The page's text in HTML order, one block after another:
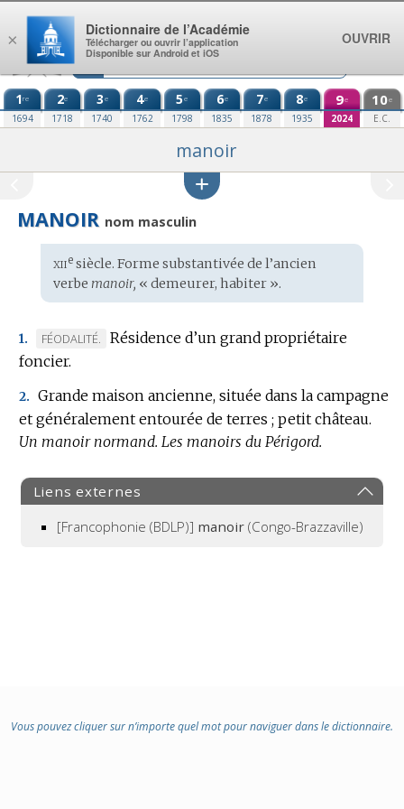
Aller au contenu
1re
1694
2e
1718
3e
1740
4e
1762
5e
1798
6e
1835
7e
1878
8e
1935
9e
2024
10e
E.C.
manoir
MANOIR nom masculin
Étymologie
:
xiiesiècle. Forme substantivée de l’ancien
verbe manoir, « demeurer, habiter ».
1.
MARQUE
DE
:
FÉODALITÉ.
Résidence d’un grand propriétaire
foncier.
2. Grande maison ancienne, située dans la campagne
et généralement entourée de terres ; petit château.
Un manoir normand. Les manoirs du Périgord.
Liens externes
[Francophonie (BDLP)] manoir (Congo-Brazzaville)
Vous pouvez cliquer sur n’importe quel mot pour naviguer dans le dictionnaire.
×
Dictionnaire de l’Académie
Télécharger ou ouvrir l’application
Disponible sur Android et iOS
OUVRIR